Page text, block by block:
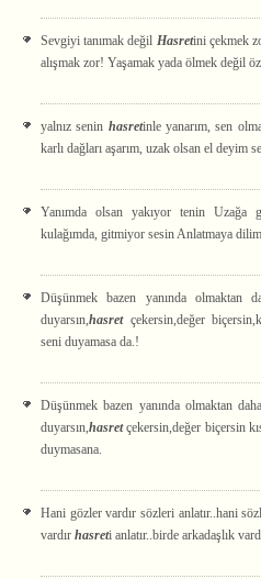
Sevgiyi tanımak değil Hasretini çekmek
alışmak zor! Yaşamak yada ölmek değil
yalnız senin hasretinle yanarım, sen
karlı dağları aşarım, uzak olsan el deyim
Yanımda olsan yakıyor tenin Uzağa
kulağımda, gitmiyor sesin Anlatmaya
Düşünmek bazen yanında olmaktan
duyarsın,hasretçekersin,değer
seni duyamasa da.!
Düşünmek bazen yanında olmaktan
duyarsın,hasretçekersin,değer biçersin
duymasana.
Hani gözler vardır sözleri anlatır..hani
vardır hasreti anlatır..birde arkadaşlık